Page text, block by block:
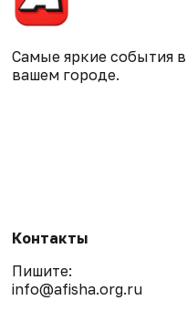
Самые яркие события в
вашем городе.
Контакты
Пишите:
info@afisha.org.ru